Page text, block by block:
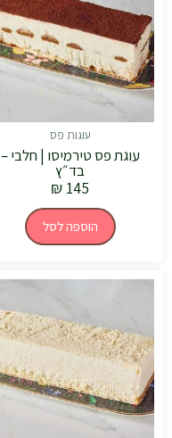
עוגות פס
עוגת פס טירמיסו | חלבי –
בד״ץ
₪ 145
הוספה לסל